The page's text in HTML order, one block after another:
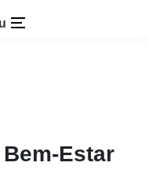
Estar